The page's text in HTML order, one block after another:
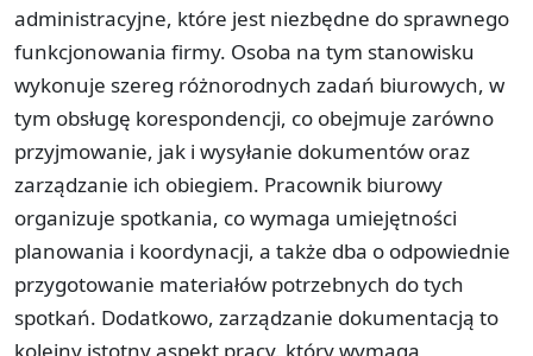
administracyjne, które jest niezbędne do sprawnego
funkcjonowania firmy. Osoba na tym stanowisku
wykonuje szereg różnorodnych zadań biurowych, w
tym obsługę korespondencji, co obejmuje zarówno
przyjmowanie, jak i wysyłanie dokumentów oraz
zarządzanie ich obiegiem. Pracownik biurowy
organizuje spotkania, co wymaga umiejętności
planowania i koordynacji, a także dba o odpowiednie
przygotowanie materiałów potrzebnych do tych
spotkań. Dodatkowo, zarządzanie dokumentacją to
kolejny istotny aspekt pracy, który wymaga